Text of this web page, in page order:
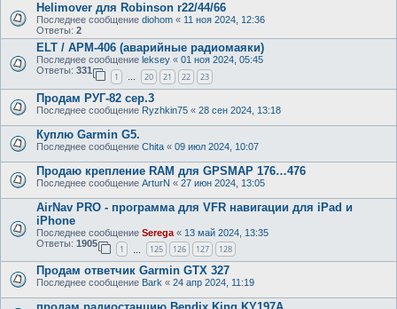
Helimover для Robinson r22/44/66
Последнее сообщение diohom « 11 ноя 2024, 12:36
Ответы: 2
ELT / АРМ-406 (аварийные радиомаяки)
Последнее сообщение leksey « 01 ноя 2024, 05:45
Ответы: 331
1 … 20 21 22 23
Продам РУГ-82 сер.3
Последнее сообщение Ryzhkin75 « 28 сен 2024, 13:18
Куплю Garmin G5.
Последнее сообщение Chita « 09 июл 2024, 10:07
Продаю крепление RAM для GPSMAP 176…476
Последнее сообщение ArturN « 27 июн 2024, 13:05
AirNav PRO - программа для VFR навигации для iPad и
iPhone
Последнее сообщение Serega « 13 май 2024, 13:35
Ответы: 1905
1 125 126 127 128
Продам ответчик Garmin GTX 327
Последнее сообщение Bark « 24 апр 2024, 11:19